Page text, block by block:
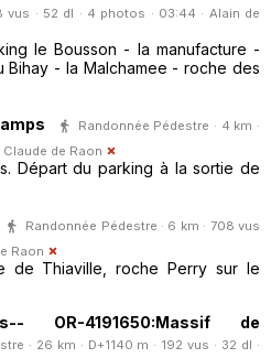
vus · 52 dl · 4 photos · 03:44 · Alain de
le Bousson - la manufacture -
- la Malchamee - roche des
Randonnée Pédestre · 4 km ·
Claude de Raon
Départ du parking à la sortie de
Randonnée Pédestre · 6 km · 708 vus
Raon
de Thiaville, roche Perry sur le
OR-4191650:Massif de
· 26 km · D+1140 m · 192 vus · 32 dl ·